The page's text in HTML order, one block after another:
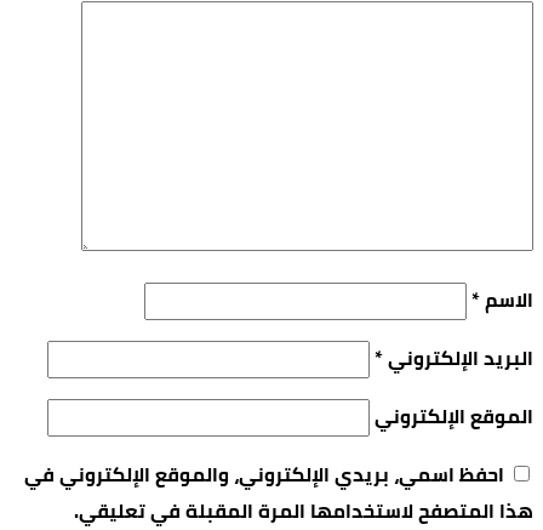
الاسم*
البريد الإلكتروني*
الموقع الإلكتروني
احفظ اسمي، بريدي الإلكتروني، والموقع الإلكتروني في
هذا المتصفح لاستخدامها المرة المقبلة في تعليقي.